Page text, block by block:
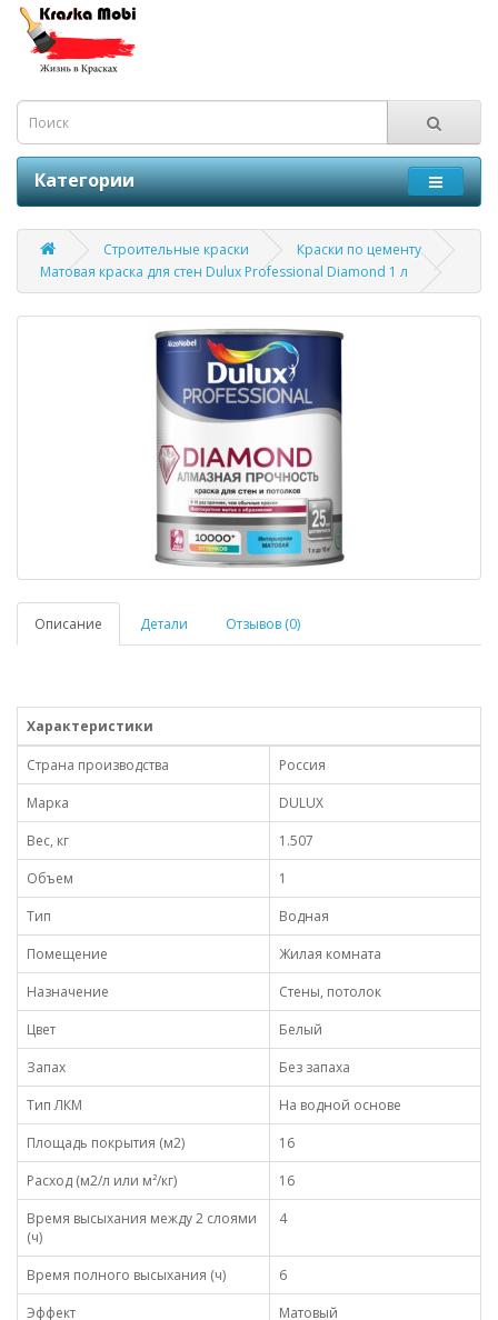
Категории
Строительные краски
Краски по цементу
Матовая краска для стен Dulux Professional Diamond 1 л
Описание Детали Отзывов (0)
Характеристики
Страна производства
Россия
Марка
DULUX
Вес, кг
1.507
Объем
1
Тип
Водная
Помещение
Жилая комната
Назначение
Стены, потолок
Цвет
Белый
Запах
Без запаха
Тип ЛКМ
На водной основе
Площадь покрытия (м2)
16
Расход (м2/л или м²/кг)
16
Время высыхания между 2 слоями
(ч)
4
Время полного высыхания (ч)
6
Эффект
Матовый